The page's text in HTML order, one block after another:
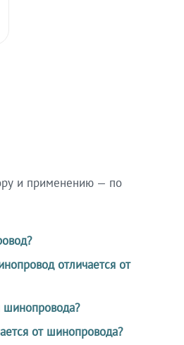
и применению — по
отличается от
шинопровода?
от шинопровода?